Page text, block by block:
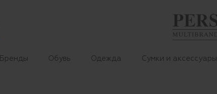
Бренды Обувь Одежда Сумки и аксессуары